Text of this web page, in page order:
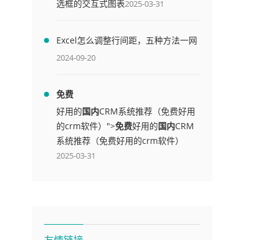
选框的交互式图表2025-03-31
Excel怎么调整行间距，五种方法一网
打尽
2024-09-20
免费
好用的国内CRM系统推荐（免费好用
的crm软件）">免费好用的国内CRM
系统推荐（免费好用的crm软件）
2025-03-31